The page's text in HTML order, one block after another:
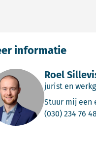
Roel
jurist en
Stuur mij een
(030) 234 76 48
informatie